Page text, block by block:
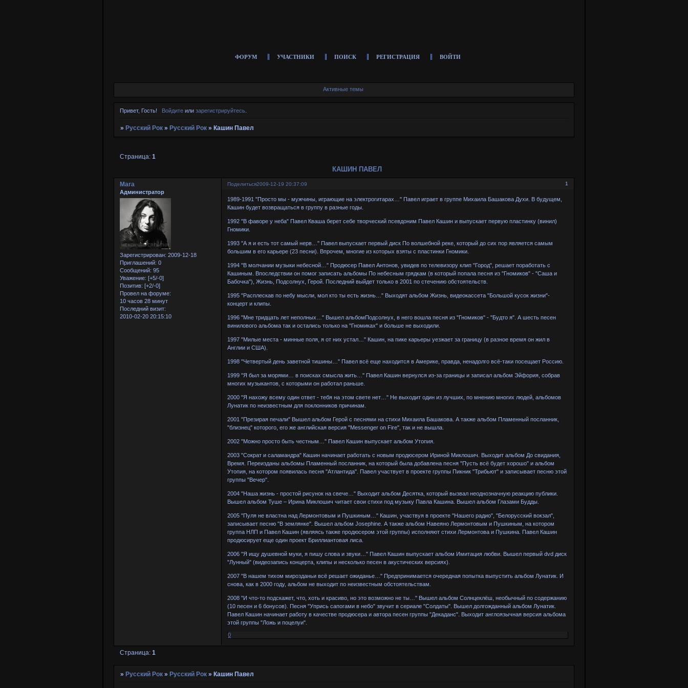
ФОРУМ УЧАСТНИКИ ПОИСК РЕГИСТРАЦИЯ ВОЙТИ
Активные темы
Привет, Гость! Войдитеили зарегистрируйтесь.
»Русский Рок »Русский Рок »Кашин Павел
КАШИН ПАВЕЛ
Страница:1
Поделиться 1
2009-12-19 20:37:09
Mara
Администратор
Зарегистрирован: 2009-12-18
Приглашений: 0
Сообщений: 95
Уважение: [+5/-0]
Позитив: [+2/-0]
Провел на форуме:
10 часов 28 минут
Последний визит:
2010-02-20 20:15:10
1989-1991 "Просто мы - мужчины, играющие на электрогитарах…" Павел играет в группе Михаила Башакова Духи. В будущем,
Кашин будет возвращаться в группу в разные годы.
1992 "В фаворе у неба" Павел Кваша берет себе творческий псевдоним Павел Кашин и выпускает первую пластинку (винил)
Гномики.
1993 "А я и есть тот самый нерв…" Павел выпускает первый диск По волшебной реке, который до сих пор является самым
большим в его карьере (23 песни). Впрочем, многие из которых взяты с пластинки Гномики.
1994 "В молчании музыки небесной…" Продюсер Павел Антонов, увидев по телевизору клип "Город", решает поработать с
Кашиным. Впоследствии он помог записать альбомы По небесным грядкам (в который попала песня из "Гномиков" - "Саша и
Бабочка"), Жизнь, Подсолнух, Герой. Последний выйдет только в 2001 по стечению обстоятельств.
1995 "Расплескав по небу мысли, мол кто ты есть жизнь…" Выходят альбом Жизнь, видеокассета "Большой кусок жизни"-
концерт и клипы.
1996 "Мне тридцать лет неполных…" Вышел альбомПодсолнух, в него вошла песня из "Гномиков" - "Будто я". А шесть песен
винилового альбома так и остались только на "Гномиках" и больше не выходили.
1997 "Милые места - минные поля, я от них устал…" Кашин, на пике карьеры уезжает за границу (в разное время он жил в
Англии и США).
1998 "Четвертый день заветной тишины…" Павел всё еще находится в Америке, правда, ненадолго всё-таки посещает Россию.
1999 "Я был за морями… в поисках смысла жить…" Павел Кашин вернулся из-за границы и записал альбом Эйфория, собрав
многих музыкантов, с которыми он работал раньше.
2000 "Я нахожу всему один ответ - тебя на этом свете нет…" Не выходит один из лучших, по мнению многих людей, альбомов
Лунатик по неизвестным для поклонников причинам.
2001 "Презирая печали" Вышел альбом Герой с песнями на стихи Михаила Башакова. А также альбом Пламенный посланник,
"близнец" которого, его же английская версия "Messenger on Fire", так и не вышла.
2002 "Можно просто быть честным…" Павел Кашин выпускает альбом Утопия.
2003 "Сократ и саламандра" Кашин начинает работать с новым продюсером Ириной Миклошич. Выходит альбом До свидания,
Время. Переизданы альбомы Пламенный посланник, на который была добавлена песня "Пусть всё будет хорошо" и альбом
Утопия, на котором появилась песня "Атлантида". Павел участвует в проекте группы Пикник "Трибьют" и записывает песню этой
группы "Вечер".
2004 "Наша жизнь - простой рисунок на свече…" Выходит альбом Десятка, который вызвал неоднозначную реакцию публики.
Вышел альбом Туше – Ирина Миклошич читает свои стихи под музыку Павла Кашина. Вышел альбом Глазами Будды.
2005 "Пуля не властна над Лермонтовым и Пушкиным…" Кашин, участвуя в проекте "Нашего радио", "Белорусский вокзал",
записывает песню "В землянке". Вышел альбом Josephine. А также альбом Навеяно Лермонтовым и Пушкиным, на котором
группа НЛП и Павел Кашин (являясь также продюсером этой группы) исполняют стихи Лермонтова и Пушкина. Павел Кашин
продюсирует еще один проект Бриллиантовая лиса.
2006 "Я ищу душевной муки, я пишу слова и звуки…" Павел Кашин выпускает альбом Имитация любви. Вышел первый dvd диск
"Лунный" (видеозапись концерта, клипы и несколько песен в акустических версиях).
2007 "В нашем тихом мирозданьи всё решает ожиданье…" Предпринимается очередная попытка выпустить альбом Лунатик. И
снова, как в 2000 году, альбом не выходит по неизвестным обстоятельствам.
2008 "И что-то подскажет, что, хоть и красиво, но это возможно не ты…" Вышел альбом Солнцеклёш, необычный по содержанию
(10 песен и 6 бонусов). Песня "Упрись сапогами в небо" звучит в сериале "Солдаты". Вышел долгожданный альбом Лунатик.
Павел Кашин начинает работу в качестве продюсера и автора песен группы "Декаданс". Выходит англоязычная версия альбома
этой группы "Ложь и поцелуи".
0
Страница:1
» Русский Рок » Русский Рок » Кашин Павел